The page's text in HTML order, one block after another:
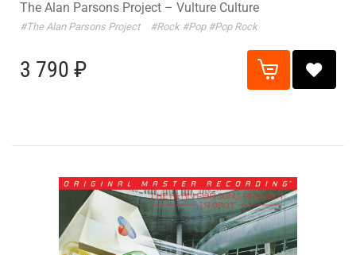
The Alan Parsons Project – Vulture Culture
#The Alan Parsons Project #Rock #Pop #Pop Rock
3 790 ₽